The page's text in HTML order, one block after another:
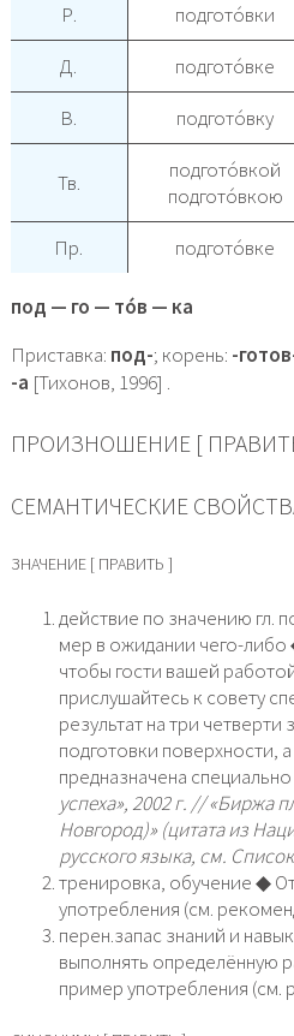
Р.
подгото́вки
Д.
подгото́вке
В.
подгото́вку
Тв.
подгото́вкой
подгото́вкою
Пр. подгото́вке
под — го — то́в — ка
Приставка: под-; корень: -
-а [Тихонов, 1996] .
ПРОИЗНОШЕНИЕ [
СЕМАНТИЧЕСКИЕ
ЗНАЧЕНИЕ [ ПРАВИТЬ ]
действие по значению гл.
мер в ожидании чего-
чтобы гости вашей
прислушайтесь к совету
результат на три
подготовки поверхности,
предназначена
успеха», 2002 г. // «Биржа
Новгород)» (цитата из
русского языка, см.
тренировка, обучение ◆
употребления (см.
перен.запас знаний и
выполнять определённую
пример употребления (см.